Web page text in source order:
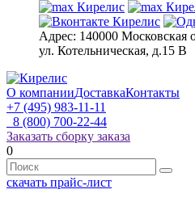
Адрес: 140000 Московская
ул. Котельническая, д.15 В
О компанииДоставкаКонтакты
+7 (495) 983-11-11
8 (800) 700-22-44
Заказать сборку заказа
0
скачать прайс-лист